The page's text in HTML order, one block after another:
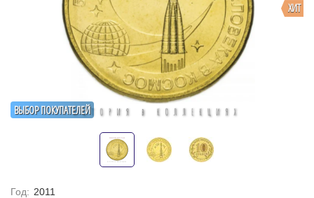
ВЫБОР ПОКУПАТЕЛЕЙ
ХИТ
Год: 2011